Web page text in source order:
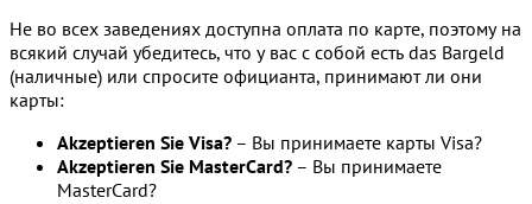
Не во всех заведениях доступна оплата по карте, поэтому на
всякий случай убедитесь, что у вас с собой есть das Bargeld
(наличные) или спросите официанта, принимают ли они
карты:
Akzeptieren Sie Visa? – Вы принимаете карты Visa?
Akzeptieren Sie MasterCard? – Вы принимаете
MasterCard?